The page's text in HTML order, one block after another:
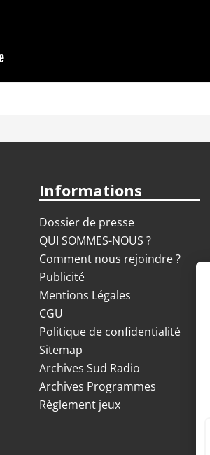
Informations
Dossier de presse
QUI SOMMES-NOUS ?
Comment nous rejoindre ?
Publicité
Mentions Légales
CGU
Politique de confidentialité
Sitemap
Archives Sud Radio
Archives Programmes
Règlement jeux